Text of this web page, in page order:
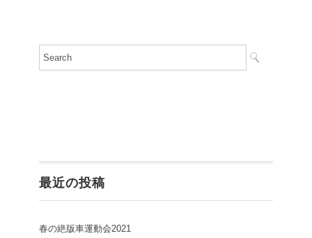
最近の投稿
春の絶版車運動会2021